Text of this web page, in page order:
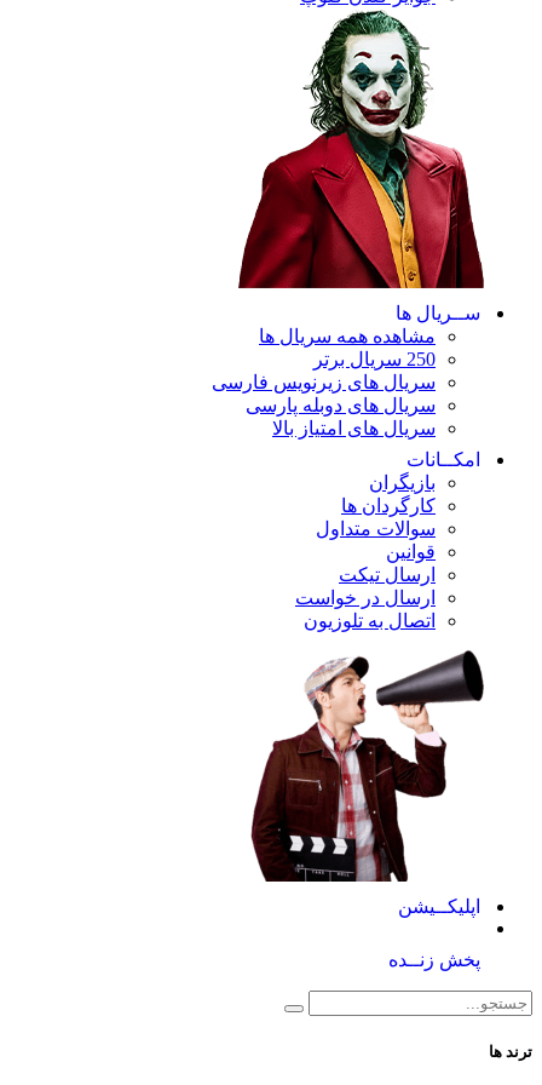
ها
مشاهده همه سریال ها
سریال های زیرنویس فارسی
سریال های دوبله پارسی
سریال های امتیاز بالا
کارگردان ها
سوالات متداول
ارسال تیکت
ارسال در خواست
اتصال به تلوزیون
زنــده